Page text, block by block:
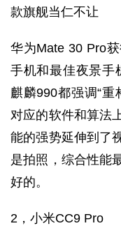
华为Mate 30 Pro
手机和最佳夜景手
麒麟990都强调“重
对应的软件和算法
能的强势延伸到了
是拍照，综合性能
好的。
2，小米CC9 Pro